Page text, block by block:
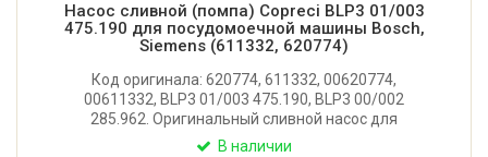
Насос сливной (помпа) Copreci BLP3 01/003
475.190 для посудомоечной машины Bosch,
Siemens (611332, 620774)
Код оригинала: 620774, 611332, 00620774,
00611332, BLP3 01/003 475.190, BLP3 00/002
285.962. Оригинальный сливной насос для
посудомоечной машины Bosch, Siemens. Питание:
В наличии